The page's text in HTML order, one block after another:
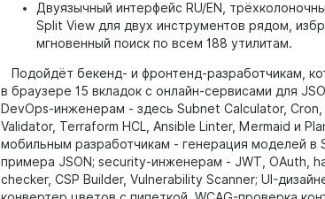
Двуязычный интерфейс RU/EN,
Split View для двух инструментов рядом,
мгновенный поиск по всем 188 утилитам.
Подойдёт бекенд- и фронтенд-разработчикам,
в браузере 15 вкладок с онлайн-сервисами для
DevOps-инженерам - здесь Subnet Calculator,
Validator, Terraform HCL, Ansible Linter, Mermaid и
мобильным разработчикам - генерация моделей в
примера JSON; security-инженерам - JWT, OAuth,
checker, CSP Builder, Vulnerability Scanner; UI-